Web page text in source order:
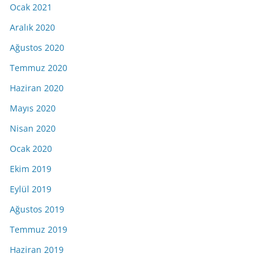
Ocak 2021
Aralık 2020
Ağustos 2020
Temmuz 2020
Haziran 2020
Mayıs 2020
Nisan 2020
Ocak 2020
Ekim 2019
Eylül 2019
Ağustos 2019
Temmuz 2019
Haziran 2019